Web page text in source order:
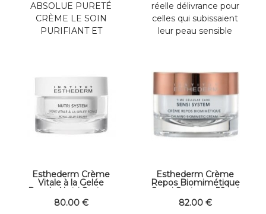
ABSOLUE PURETÉ
CRÈME LE SOIN
PURIFIANT ET
réelle délivrance pour
celles qui subissaient
leur peau sensible
Esthederm Crème
Vitale à la Gelée
Royale Nutri System
50 ml
80.00 €
Esthederm Crème
Repos Biomimétique
Sensi Systeme 50 ml
Peaux Fragilisées et
Réactives
82.00 €